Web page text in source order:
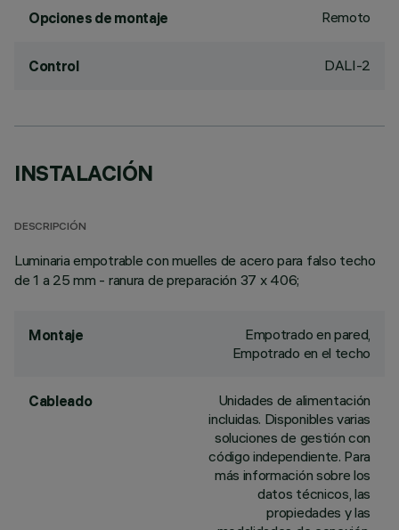
Opciones de montaje Remoto
Control DALI-2
INSTALACIÓN
DESCRIPCIÓN
Luminaria empotrable con muelles de acero para falso techo
de 1 a 25 mm - ranura de preparación 37 x 406;
Montaje
Empotrado en pared,
Empotrado en el techo
Cableado
Unidades de alimentación
incluidas. Disponibles varias
soluciones de gestión con
código independiente. Para
más información sobre los
datos técnicos, las
propiedades y las